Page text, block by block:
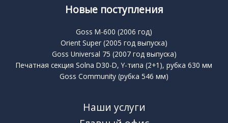
Новые поступления
Goss M-600 (2006 год)
Orient Super (2005 год выпуска)
Goss Universal 75 (2007 год выпуска)
Печатная секция Solna D30-D, Y-типа (2+1), рубка 630 мм
Goss Community (рубка 546 мм)
Наши услуги